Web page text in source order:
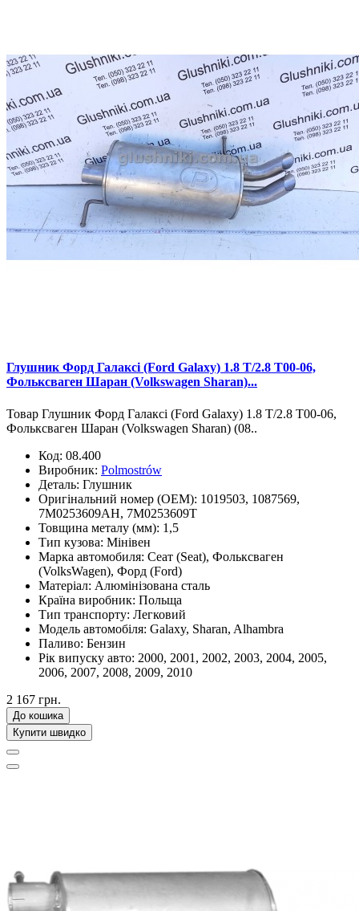
Глушник Форд Галаксі (Ford Galaxy) 1.8 T/2.8 T00-06,
Фольксваген Шаран (Volkswagen Sharan)...
Товар Глушник Форд Галаксі (Ford Galaxy) 1.8 T/2.8 T00-06,
Фольксваген Шаран (Volkswagen Sharan) (08..
Код: 08.400
Виробник: Polmostrów
Деталь: Глушник
Оригінальний номер (OEM): 1019503, 1087569,
7M0253609AH, 7M0253609T
Товщина металу (мм): 1,5
Тип кузова: Мінівен
Марка автомобиля: Сеат (Seat), Фольксваген
(VolksWagen), Форд (Ford)
Матеріал: Алюмінізована сталь
Країна виробник: Польща
Тип транспорту: Легковий
Модель автомобіля: Galaxy, Sharan, Alhambra
Паливо: Бензин
Рік випуску авто: 2000, 2001, 2002, 2003, 2004, 2005,
2006, 2007, 2008, 2009, 2010
2 167 грн.
До кошика
Купити швидко